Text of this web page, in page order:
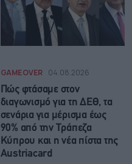
GAME OVER 04.08.2026
Πώς φτάσαμε στον
διαγωνισμό για τη ΔΕΘ, τα
σενάρια για μέρισμα έως
90% από την Τράπεζα
Κύπρου και η νέα πίστα της
Austriacard